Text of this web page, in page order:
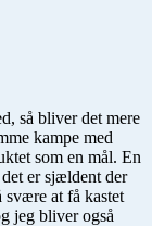
så bliver det mere
kampe med
som en mål. En
er sjældent der
svære at få kastet
jeg bliver også